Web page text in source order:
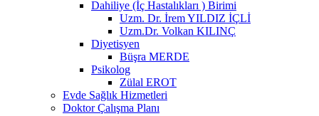
Dahiliye (İç Hastalıkları ) Birimi
Uzm. Dr. İrem YILDIZ İÇLİ
Uzm.Dr. Volkan KILINÇ
Diyetisyen
Büşra MERDE
Psikolog
Zülal EROT
Evde Sağlık Hizmetleri
Doktor Çalışma Planı